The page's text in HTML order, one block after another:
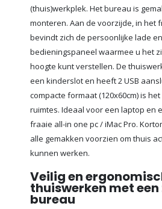
(thuis)werkplek. Het bureau is
monteren. Aan de voorzijde, in het
bevindt zich de persoonlijke lade
bedieningspaneel waarmee u het
hoogte kunt verstellen. De
een kinderslot en heeft 2 USB
compacte formaat (120x60cm) is
ruimtes. Ideaal voor een laptop en
fraaie all-in one pc / iMac Pro.
alle gemakken voorzien om thuis
kunnen werken.
Veilig en
thuiswerken met
bureau